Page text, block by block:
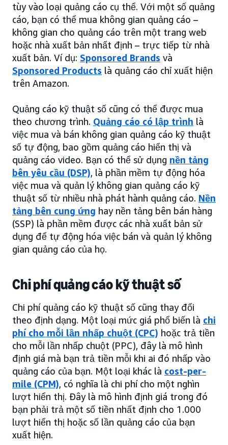
tùy vào loại quảng cáo cụ thể. Với một số quảng
cáo, bạn có thể mua không gian quảng cáo –
không gian cho quảng cáo trên một trang web
hoặc nhà xuất bản nhất định – trực tiếp từ nhà
xuất bản. Ví dụ: Sponsored Brands và
Sponsored Products là quảng cáo chỉ xuất hiện
trên Amazon.
Quảng cáo kỹ thuật số cũng có thể được mua
theo chương trình. Quảng cáo có lập trình là
việc mua và bán không gian quảng cáo kỹ thuật
số tự động, bao gồm quảng cáo hiển thị và
quảng cáo video. Bạn có thể sử dụng nền tảng
bên yêu cầu (DSP), là phần mềm tự động hóa
việc mua và quản lý không gian quảng cáo kỹ
thuật số từ nhiều nhà phát hành quảng cáo. Nền
tảng bên cung ứng hay nền tảng bên bán hàng
(SSP) là phần mềm được các nhà xuất bản sử
dụng để tự động hóa việc bán và quản lý không
gian quảng cáo của họ.
Chi phí quảng cáo kỹ thuật số
Chi phí quảng cáo kỹ thuật số cũng thay đổi
theo định dạng. Một loại mức giá phổ biến là chi
phí cho mỗi lần nhấp chuột (CPC) hoặc trả tiền
cho mỗi lần nhấp chuột (PPC), đây là mô hình
định giá mà bạn trả tiền mỗi khi ai đó nhấp vào
quảng cáo của bạn. Một loại khác là cost-per-
mile (CPM), có nghĩa là chi phí cho một nghìn
lượt hiển thị. Đây là mô hình định giá trong đó
bạn phải trả một số tiền nhất định cho 1.000
lượt hiển thị hoặc số lần quảng cáo của bạn
xuất hiện.